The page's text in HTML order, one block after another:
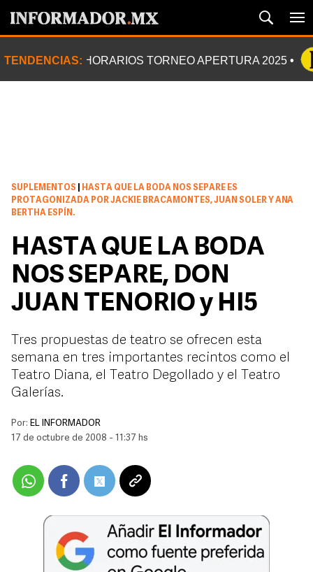
TENDENCIAS: HORARIOS TORNEO APERTURA 2025
SUPLEMENTOS
HASTA QUE LA BODA NOS SEPARE ES
PROTAGONIZADA POR JACKIE BRACAMONTES, JUAN SOLER Y ANA
BERTHA ESPÍN.
HASTA QUE LA BODA
NOS SEPARE, DON
JUAN TENORIO y HI5
Tres propuestas de teatro se ofrecen esta
semana en tres importantes recintos como el
Teatro Diana, el Teatro Degollado y el Teatro
Galerías.
Por: EL INFORMADOR
17 de octubre de 2008 - 11:37 hs